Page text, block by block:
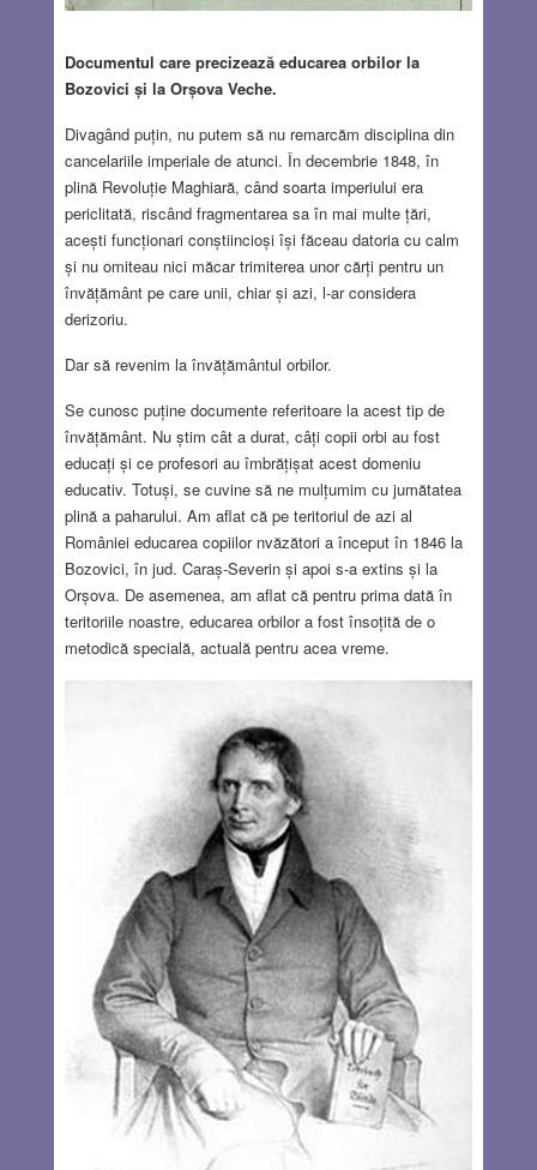
Documentul care precizează educarea orbilor la
Bozovici și la Orșova Veche.
Divagând puțin, nu putem să nu remarcăm disciplina din
cancelariile imperiale de atunci. În decembrie 1848, în
plină Revoluție Maghiară, când soarta imperiului era
periclitată, riscând fragmentarea sa în mai multe țări,
acești funcționari conștiincioși își făceau datoria cu calm
și nu omiteau nici măcar trimiterea unor cărți pentru un
învățământ pe care unii, chiar și azi, l-ar considera
derizoriu.
Dar să revenim la învățământul orbilor.
Se cunosc puține documente referitoare la acest tip de
învățământ. Nu știm cât a durat, câți copii orbi au fost
educați și ce profesori au îmbrățișat acest domeniu
educativ. Totuși, se cuvine să ne mulțumim cu jumătatea
plină a paharului. Am aflat că pe teritoriul de azi al
României educarea copiilor nvăzători a început în 1846 la
Bozovici, în jud. Caraș-Severin și apoi s-a extins și la
Orșova. De asemenea, am aflat că pentru prima dată în
teritoriile noastre, educarea orbilor a fost însoțită de o
metodică specială, actuală pentru acea vreme.